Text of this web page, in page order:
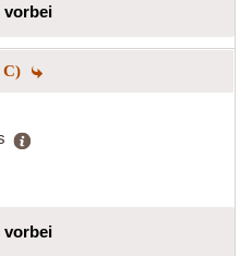
vorbei
C)
vorbei